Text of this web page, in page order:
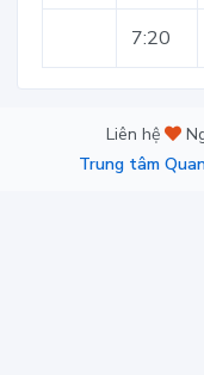
7:20
Liên hệ
Trung tâm